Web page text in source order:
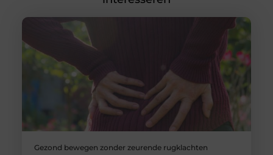
Gezond bewegen zonder zeurende rugklachten